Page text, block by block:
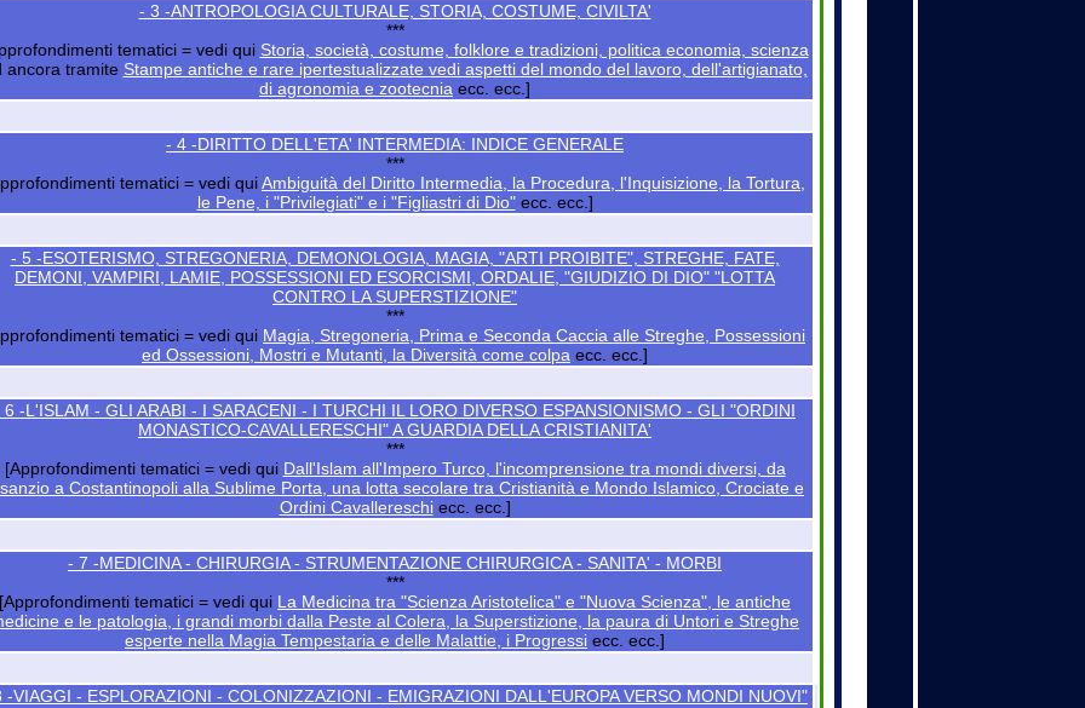
- 3 -ANTROPOLOGIA CULTURALE, STORIA, COSTUME, CIVILTA'
***
tematici = vedi qui Storia, società, costume, folklore e tradizioni, politica economia, scienza
ancora tramite Stampe antiche e rare ipertestualizzate vedi aspetti del mondo del lavoro, dell'artigianato,
di agronomia e zootecnia ecc. ecc.]
- 4 -DIRITTO DELL'ETA' INTERMEDIA: INDICE GENERALE
***
tematici = vedi quiAmbiguità del Diritto Intermedia, la Procedura, l'Inquisizione, la Tortura,
le Pene, i "Privilegiati" e i "Figliastri di Dio"ecc. ecc.]
- 5 -ESOTERISMO, STREGONERIA, DEMONOLOGIA, MAGIA, "ARTI PROIBITE", STREGHE, FATE,
DEMONI, VAMPIRI, LAMIE, POSSESSIONI ED ESORCISMI, ORDALIE, "GIUDIZIO DI DIO" "LOTTA
CONTRO LA SUPERSTIZIONE"
***
tematici = vedi qui Magia, Stregoneria, Prima e Seconda Caccia alle Streghe, Possessioni
ed Ossessioni, Mostri e Mutanti, la Diversità come colpa ecc. ecc.]
6 -L'ISLAM - GLI ARABI - I SARACENI - I TURCHI IL LORO DIVERSO ESPANSIONISMO - GLI "ORDINI
MONASTICO-CAVALLERESCHI" A GUARDIA DELLA CRISTIANITA'
***
[Approfondimenti tematici = vedi qui Dall'Islam all'Impero Turco, l'incomprensione tra mondi diversi, da
a Costantinopoli alla Sublime Porta, una lotta secolare tra Cristianità e Mondo Islamico, Crociate e
Ordini Cavallereschiecc. ecc.]
- 7 -MEDICINA - CHIRURGIA - STRUMENTAZIONE CHIRURGICA - SANITA' - MORBI
***
[Approfondimenti tematici = vedi qui La Medicina tra "Scienza Aristotelica" e "Nuova Scienza", le antiche
e le patologia, i grandi morbi dalla Peste al Colera, la Superstizione, la paura di Untori e Streghe
esperte nella Magia Tempestaria e delle Malattie, i Progressi ecc. ecc.]
-VIAGGI - ESPLORAZIONI - COLONIZZAZIONI - EMIGRAZIONI DALL'EUROPA VERSO MONDI NUOVI"